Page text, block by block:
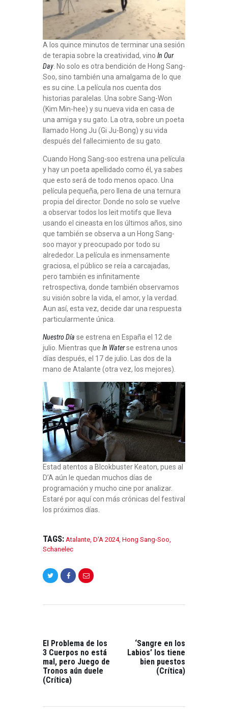
A los quince minutos de terminar una sesión
de terapia sobre la creatividad, vino In Our
Day . No solo es otra bendición de Hong Sang-
Soo, sino también una amalgama de lo que
es su cine. La película nos cuenta dos
historias paralelas. Una sobre Sang-Won
(Kim Min-hee) y su nueva vida en casa de
una amiga y su gato. La otra, sobre un poeta
llamado Hong Ju (Gi Ju-Bong) y su vida
después del fallecimiento de su gato.
Cuando Hong Sang-soo estrena una película
y hay un poeta apellidado como él, ya sabes
que esto será de todo menos opaco. Una
película pequeña, pero llena de una ternura
propia del director. Donde no solo se vuelve
a observar todos los leit motifs que lleva
usando el cineasta en los últimos años, sino
que también se observa a un Hong Sang-
soo mayor y preocupado por todo su
alrededor. La película es inmensamente
graciosa, el público se reía a carcajadas,
pero también es infinitamente
retrospectiva, donde también observamos
su visión sobre la vida, el amor, y la verdad.
Aun así, esta vez, decide dar una respuesta
particularmente única.
Nuestro Día se estrena en España el 12 de
julio. Mientras que In Waterse estrena unos
días después, el 17 de julio. Las dos de la
mano de Atalante (otra vez, los mejores).
Estad atentos a Blcokbuster Keaton, pues al
D’A aún le quedan muchos días de
programación y mucho cine por analizar.
Estaré por aquí con más crónicas del festival
los próximos días.
TAGS: Atalante D'A 2024, Hong Sang-Soo
Schanelec
POST:
El Problema de los
3 Cuerpos no está
mal, pero Juego de
Tronos aún duele
(Crítica)
‘Sangre en los
Labios’ los tiene
bien puestos
(Crítica)